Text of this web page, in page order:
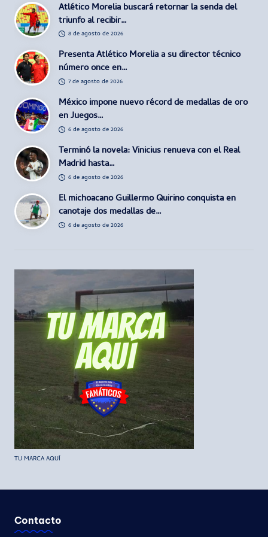
Atlético Morelia buscará retornar la senda del
triunfo al recibir…
8 de agosto de 2026
Presenta Atlético Morelia a su director técnico
número once en…
7 de agosto de 2026
México impone nuevo récord de medallas de oro
en Juegos…
6 de agosto de 2026
Terminó la novela: Vinicius renueva con el Real
Madrid hasta…
6 de agosto de 2026
El michoacano Guillermo Quirino conquista en
canotaje dos medallas de…
6 de agosto de 2026
TU MARCA AQUÍ
Contacto